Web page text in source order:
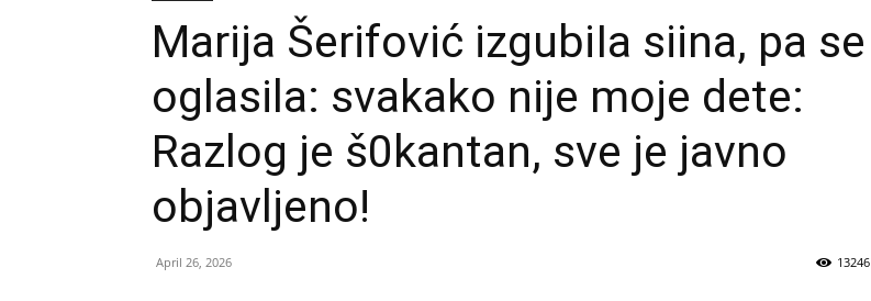
Marija Šerifović izgubiIa siina, pa se
oglasila: svakako nije moje dete:
Razlog je š0kantan, sve je javno
objavljeno!
April 26, 2026 13246